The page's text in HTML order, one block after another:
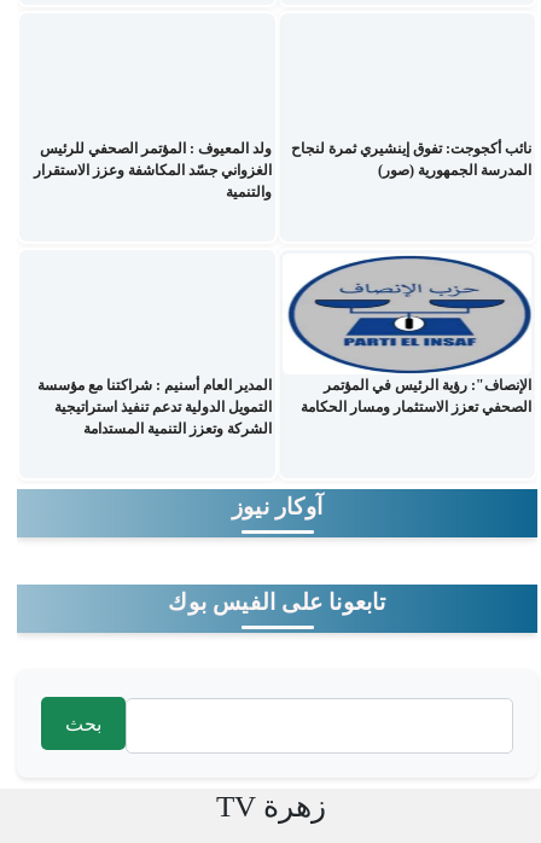
نائب أكجوجت: تفوق إينشيري ثمرة لنجاح
المدرسة الجمهورية (صور)
ولد المعيوف : المؤتمر الصحفي للرئيس
الغزواني جسّد المكاشفة وعزز الاستقرار
والتنمية
الإنصاف": رؤية الرئيس في المؤتمر
الصحفي تعزز الاستثمار ومسار الحكامة
المدير العام أسنيم : شراكتنا مع مؤسسة
التمويل الدولية تدعم تنفيذ استراتيجية
الشركة وتعزز التنمية المستدامة
آوكار نيوز
تابعونا على الفيس بوك
‏بحث ‏
زهرة TV